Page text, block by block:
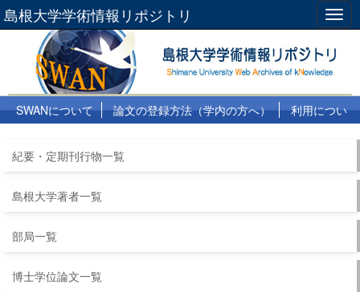
島根大学学術情報リポジトリ
SWANについて 論文の登録方法（学内の方へ）
利用につい
紀要・定期刊行物一覧
島根大学著者一覧
部局一覧
博士学位論文一覧